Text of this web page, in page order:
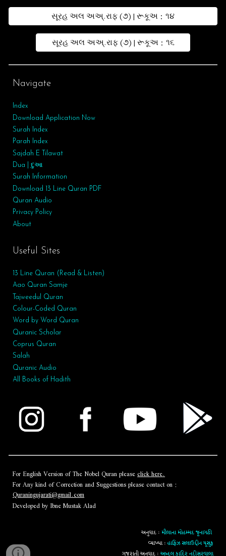
સૂરહ અલ અઅ્.રાફ (૭) | રૂકૂઅ : ૧૪
સૂરહ અલ અઅ્.રાફ (૭) | રૂકૂઅ : ૧૬
Navigate
Index
Download Application Now
Surah Index
Parah Index
Sajdah E Tilawat
Dua | દુઆ
Surah Information
Download 13 Line Quran PDF
Quran Audio
Privacy Policy
About
Useful Sites
13 Line Quran (Read & Listen)
Aao Quran Samje
Tajweedul Quran
Colour-Coded Quran
Word by Word Quran
Quranic Scholar
Coprus Quran
Salah
Quranic Audio
All Books of Hadith
For English Version of The Nobel Quran pleaseclick here.
For Any kind of Correction and Suggestions please contact on :
Quraningujarati@gmail.com
Developed by Ibne Mustak Alad
અનુવાદ : મૌલાના મોહમ્મદ જૂનાગઢી
વ્યાખ્યા : હાફિઝ સલાઉદ્દીન યૂસુફ
ગુજરાતી અનુવાદ : અબ્દુલ કાદિર નદીસરવાલા